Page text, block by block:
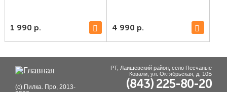
1 990 р. 4 990 р.
(с) Пилка. Про, 2013-
РТ, Лаишевский район, село Песчаные
Ковали, ул. Октябрьская, д. 10Б
(843) 225-80-20